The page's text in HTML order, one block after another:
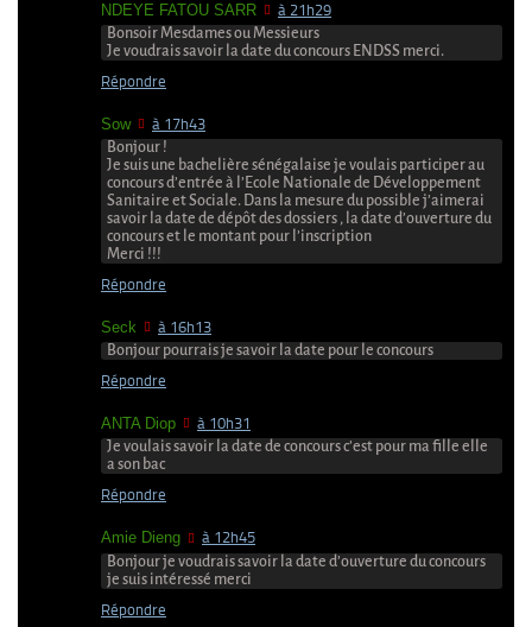
NDEYE FATOU SARR à 21h29
Bonsoir Mesdames ou Messieurs
Je voudrais savoir la date du concours ENDSS merci.
Répondre
Sow à 17h43
Bonjour !
Je suis une bachelière sénégalaise je voulais participer au
concours d’entrée à l’Ecole Nationale de Développement
Sanitaire et Sociale. Dans la mesure du possible j’aimerai
savoir la date de dépôt des dossiers , la date d’ouverture du
concours et le montant pour l’inscription
Merci !!!
Répondre
Seck à 16h13
Bonjour pourrais je savoir la date pour le concours
Répondre
ANTA Diop à 10h31
Je voulais savoir la date de concours c’est pour ma fille elle
a son bac
Répondre
Amie Dieng à 12h45
Bonjour je voudrais savoir la date d’ouverture du concours
je suis intéressé merci
Répondre